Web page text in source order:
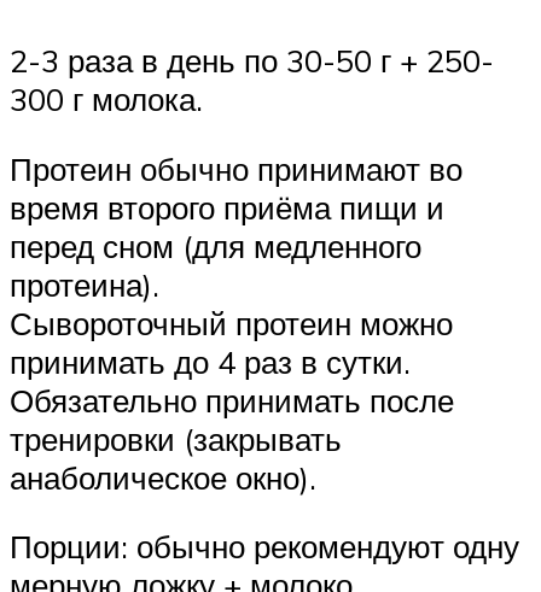
2-3 раза в день по 30-50 г + 250-
300 г молока.
Протеин обычно принимают во
время второго приёма пищи и
перед сном (для медленного
протеина).
Сывороточный протеин можно
принимать до 4 раз в сутки.
Обязательно принимать после
тренировки (закрывать
анаболическое окно).
Порции: обычно рекомендуют одну